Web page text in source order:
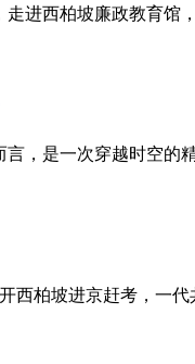
进西柏坡廉政教育馆
，是一次穿越时空的
西柏坡进京赶考，一